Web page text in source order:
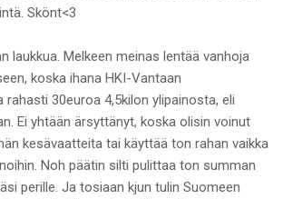
Skönt<3
laukkua. Melkeen meinas lentää vanhoja
koska ihana HKI-Vantaan
rahasti 30euroa 4,5kilon ylipainosta, eli
Ei yhtään ärsyttänyt, koska olisin voinut
kesävaatteita tai käyttää ton rahan vaikka
Noh päätin silti pulittaa ton summan
perille. Ja tosiaan kjun tulin Suomeen